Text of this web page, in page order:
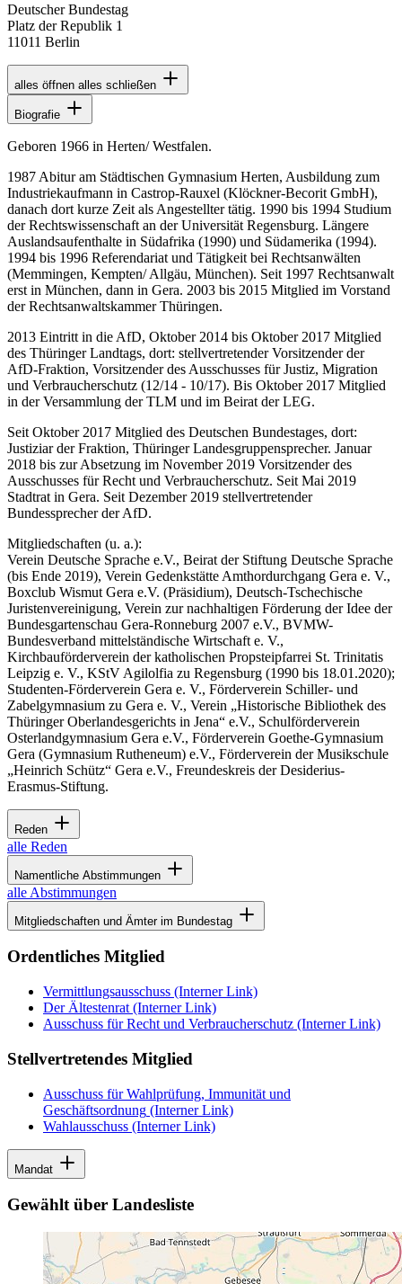
Deutscher Bundestag
Platz der Republik 1
11011 Berlin
alles öffnen alles schließen
Biografie
Geboren 1966 in Herten/ Westfalen.
1987 Abitur am Städtischen Gymnasium Herten, Ausbildung zum
Industriekaufmann in Castrop-Rauxel (Klöckner-Becorit GmbH),
danach dort kurze Zeit als Angestellter tätig. 1990 bis 1994 Studium
der Rechtswissenschaft an der Universität Regensburg. Längere
Auslandsaufenthalte in Südafrika (1990) und Südamerika (1994).
1994 bis 1996 Referendariat und Tätigkeit bei Rechtsanwälten
(Memmingen, Kempten/ Allgäu, München). Seit 1997 Rechtsanwalt
erst in München, dann in Gera. 2003 bis 2015 Mitglied im Vorstand
der Rechtsanwaltskammer Thüringen.
2013 Eintritt in die AfD, Oktober 2014 bis Oktober 2017 Mitglied
des Thüringer Landtags, dort: stellvertretender Vorsitzender der
AfD-Fraktion, Vorsitzender des Ausschusses für Justiz, Migration
und Verbraucherschutz (12/14 - 10/17). Bis Oktober 2017 Mitglied
in der Versammlung der TLM und im Beirat der LEG.
Seit Oktober 2017 Mitglied des Deutschen Bundestages, dort:
Justiziar der Fraktion, Thüringer Landesgruppensprecher. Januar
2018 bis zur Absetzung im November 2019 Vorsitzender des
Ausschusses für Recht und Verbraucherschutz. Seit Mai 2019
Stadtrat in Gera. Seit Dezember 2019 stellvertretender
Bundessprecher der AfD.
Mitgliedschaften (u. a.):
Verein Deutsche Sprache e.V., Beirat der Stiftung Deutsche Sprache
(bis Ende 2019), Verein Gedenkstätte Amthordurchgang Gera e. V.,
Boxclub Wismut Gera e.V. (Präsidium), Deutsch-Tschechische
Juristenvereinigung, Verein zur nachhaltigen Förderung der Idee der
Bundesgartenschau Gera-Ronneburg 2007 e.V., BVMW-
Bundesverband mittelständische Wirtschaft e. V.,
Kirchbauförderverein der katholischen Propsteipfarrei St. Trinitatis
Leipzig e. V., KStV Agilolfia zu Regensburg (1990 bis 18.01.2020);
Studenten-Förderverein Gera e. V., Förderverein Schiller- und
Zabelgymnasium zu Gera e. V., Verein „Historische Bibliothek des
Thüringer Oberlandesgerichts in Jena“ e.V., Schulförderverein
Osterlandgymnasium Gera e.V., Förderverein Goethe-Gymnasium
Gera (Gymnasium Rutheneum) e.V., Förderverein der Musikschule
„Heinrich Schütz“ Gera e.V., Freundeskreis der Desiderius-
Erasmus-Stiftung.
Reden
alle Reden
Namentliche Abstimmungen
alle Abstimmungen
Mitgliedschaften und Ämter im Bundestag
Ordentliches Mitglied
Vermittlungsausschuss (Interner Link)
Der Ältestenrat (Interner Link)
Ausschuss für Recht und Verbraucherschutz (Interner Link)
Stellvertretendes Mitglied
Ausschuss für Wahlprüfung, Immunität und
Geschäftsordnung (Interner Link)
Wahlausschuss (Interner Link)
Mandat
Gewählt über Landesliste